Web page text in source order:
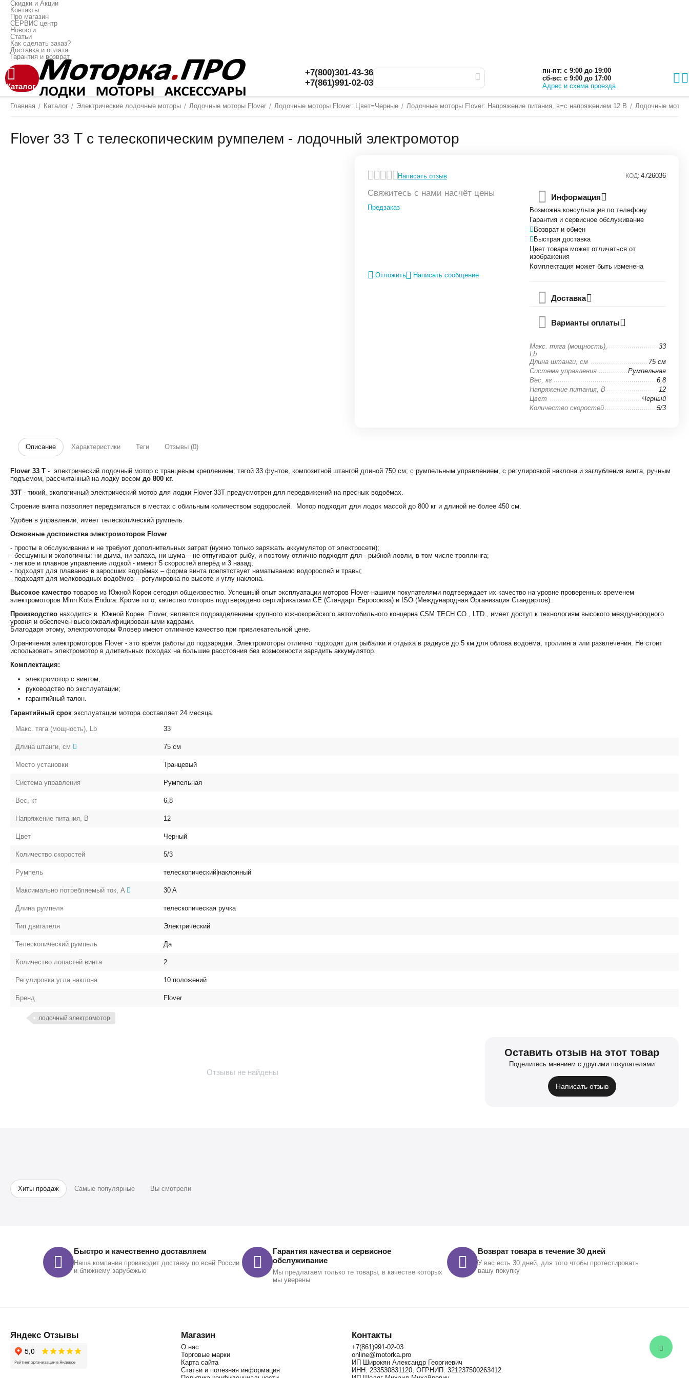
Скидки и Акции
Контакты
Про магазин
СЕРВИС центр
Новости
Статьи
Как сделать заказ?
Доставка и оплата
Гарантия и возврат
Каталог
+7(800)301-43-36
+7(861)991-02-03
пн-пт: с 9:00 до 19:00
сб-вс: с 9:00 до 17:00
Адрес и схема проезда
Главная / Каталог / Электрические лодочные моторы / Лодочные моторы Flover / Лодочные моторы Flover: Цвет=Черные / Лодочные моторы Flover: Напряжение питания, в=с напряжением 12 В / Лодочные
Flover 33 T с телескопическим румпелем - лодочный электромотор
Написать отзыв КОД: 4726036
Свяжитесь с нами насчёт цены
Предзаказ
Отложить Написать сообщение
Информация
Возможна консультация по телефону
Гарантия и сервисное обслуживание
Возврат и обмен
Быстрая доставка
Цвет товара может отличаться от
изображения
Комплектация может быть изменена
Доставка
Варианты оплаты
Макс. тяга (мощность),
Lb
33
Длина штанги, см
75 см
Система управления
Румпельная
Вес, кг
6,8
Напряжение питания, В
12
Цвет
Черный
Количество скоростей
5/3
Описание Характеристики Теги Отзывы (0)
Flover 33 T - электрический лодочный мотор с транцевым креплением; тягой 33 фунтов, композитной штангой длиной 750 см; с румпельным управлением, с регулировкой наклона и заглубления винта, ручным
подъемом, рассчитанный на лодку весом до 800 кг.
33Т - тихий, экологичный электрический мотор для лодки Flover 33T предусмотрен для передвижений на пресных водоёмах.
Строение винта позволяет передвигаться в местах с обильным количеством водорослей. Мотор подходит для лодок массой до 800 кг и длиной не более 450 см.
Удобен в управлении, имеет телескопический румпель.
Основные достоинства электромоторов Flover
- просты в обслуживании и не требуют дополнительных затрат (нужно только заряжать аккумулятор от электросети);
- бесшумны и экологичны: ни дыма, ни запаха, ни шума – не отпугивают рыбу, и поэтому отлично подходят для - рыбной ловли, в том числе троллинга;
- легкое и плавное управление лодкой - имеют 5 скоростей вперёд и 3 назад;
- подходят для плавания в заросших водоёмах – форма винта препятствует наматыванию водорослей и травы;
- подходят для мелководных водоёмов – регулировка по высоте и углу наклона.
Высокое качество товаров из Южной Кореи сегодня общеизвестно. Успешный опыт эксплуатации моторов Flover нашими покупателями подтверждает их качество на уровне проверенных временем
электромоторов Minn Kota Endura. Кроме того, качество моторов подтверждено сертификатами CE (Стандарт Евросоюза) и ISO (Международная Организация Стандартов).
Производство находится в Южной Корее. Flover, является подразделением крупного южнокорейского автомобильного концерна CSM TECH CO., LTD., имеет доступ к технологиям высокого международного
уровня и обеспечен высококвалифицированными кадрами.
Благодаря этому, электромоторы Фловер имеют отличное качество при привлекательной цене.
Ограничения электромоторов Flover - это время работы до подзарядки. Электромоторы отлично подходят для рыбалки и отдыха в радиусе до 5 км для облова водоёма, троллинга или развлечения. Не стоит
использовать электромотор в длительных походах на большие расстояния без возможности зарядить аккумулятор.
Комплектация:
электромотор с винтом;
руководство по эксплуатации;
гарантийный талон.
Гарантийный срок эксплуатации мотора составляет 24 месяца.
Макс. тяга (мощность), Lb 33
Длина штанги, см 75 см
Место установки Транцевый
Система управления Румпельная
Вес, кг 6,8
Напряжение питания, В 12
Цвет Черный
Количество скоростей 5/3
Румпель телескопический|наклонный
Максимально потребляемый ток, A 30 A
Длина румпеля телескопическая ручка
Тип двигателя Электрический
Телескопический румпель Да
Количество лопастей винта 2
Регулировка угла наклона 10 положений
Бренд Flover
лодочный электромотор
Отзывы не найдены
Оставить отзыв на этот товар
Поделитесь мнением с другими покупателями
Написать отзыв
Хиты продаж Самые популярные Вы смотрели
Быстро и качественно доставляем
Наша компания производит доставку по всей России
и ближнему зарубежью
Гарантия качества и сервисное
обслуживание
Мы предлагаем только те товары, в качестве которых
мы уверены
Возврат товара в течение 30 дней
У вас есть 30 дней, для того чтобы протестировать
вашу покупку
Яндекс Отзывы Магазин
О нас
Торговые марки
Карта сайта
Статьи и полезная информация
Контакты
+7(861)991-02-03
online@motorka.pro
ИП Широкян Александр Георгиевич
ИНН: 233530831120, ОГРНИП: 321237500263412